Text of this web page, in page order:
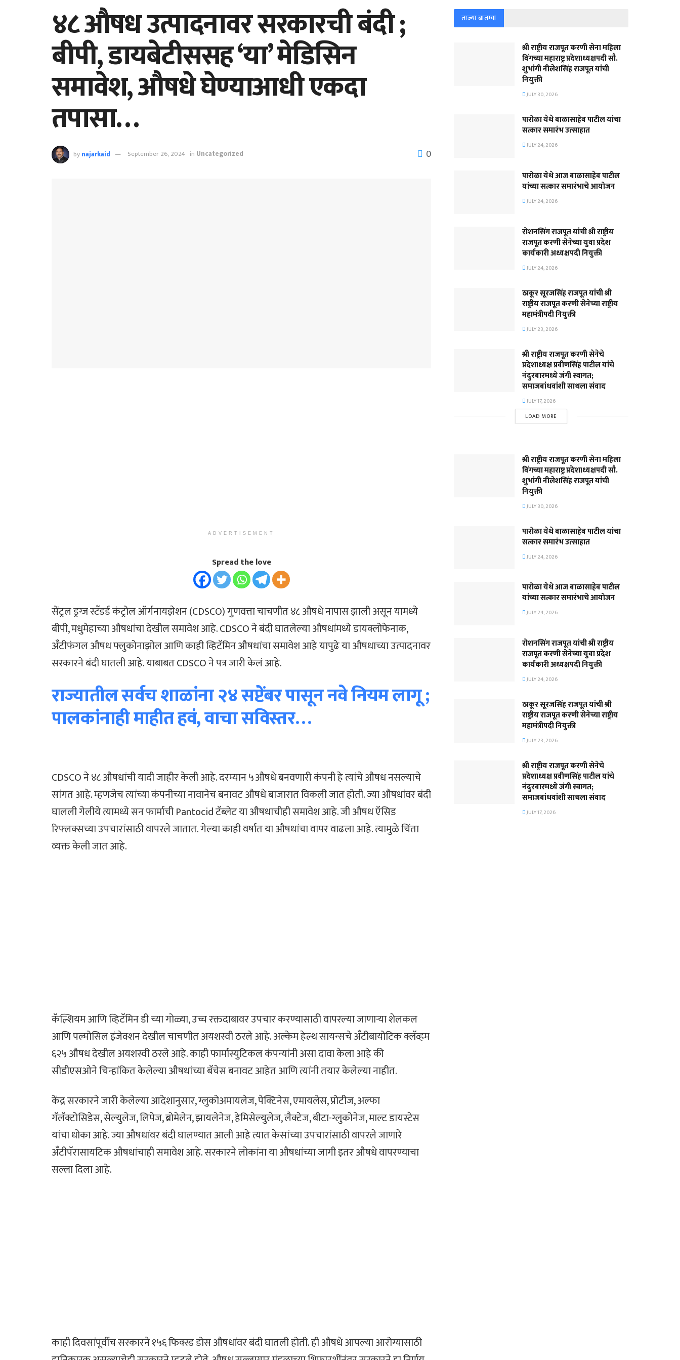
४८ औषध उत्पादनावर सरकारची बंदी ;
बीपी, डायबेटीससह ‘या’ मेडिसिन
समावेश, औषधे घेण्याआधी एकदा
तपासा…
bynajarkaid September 26, 2024 in Uncategorized 0
ADVERTISEMENT
Spread the love
सेंट्रल ड्रग्ज स्टँडर्ड कंट्रोल ऑर्गनायझेशन (CDSCO) गुणवत्ता चाचणीत ४८ औषधे नापास झाली असून यामध्ये
बीपी, मधुमेहाच्या औषधांचा देखील समावेश आहे. CDSCO ने बंदी घातलेल्या औषधांमध्ये डायक्लोफेनाक,
अँटीफंगल औषध फ्लुकोनाझोल आणि काही व्हिटॅमिन औषधांचा समावेश आहे यापुढे या औषधाच्या उत्पादनावर
सरकारने बंदी घातली आहे. याबाबत CDSCO ने पत्र जारी केलं आहे.
राज्यातील सर्वच शाळांना २४ सप्टेंबर पासून नवे नियम लागू ;
पालकांनाही माहीत हवं, वाचा सविस्तर…
CDSCO ने ४८ औषधांची यादी जाहीर केली आहे. दरम्यान ५औषधे बनवणारी कंपनी हे त्यांचे औषध नसल्याचे
सांगत आहे. म्हणजेच त्यांच्या कंपनीच्या नावानेच बनावट औषधे बाजारात विकली जात होती. ज्या औषधांवर बंदी
घालली गेलीये त्यामध्ये सन फार्माची Pantocid टॅब्लेट या औषधाचीही समावेश आहे. जी औषध ऍसिड
रिफ्लक्सच्या उपचारांसाठी वापरले जातात. गेल्या काही वर्षांत या औषधांचा वापर वाढला आहे. त्यामुळे चिंता
व्यक्त केली जात आहे.
कॅल्शियम आणि व्हिटॅमिन डी च्या गोळ्या, उच्च रक्तदाबावर उपचार करण्यासाठी वापरल्या जाणाऱ्या शेलकल
आणि पल्मोसिल इंजेक्शन देखील चाचणीत अयशस्वी ठरले आहे. अल्केम हेल्थ सायन्सचे अँटीबायोटिक क्लॅव्हम
६२५ औषध देखील अयशस्वी ठरले आहे. काही फार्मास्युटिकल कंपन्यांनी असा दावा केला आहे की
सीडीएसओने चिन्हांकित केलेल्या औषधांच्या बॅचेस बनावट आहेत आणि त्यांनी तयार केलेल्या नाहीत.
केंद्र सरकारने जारी केलेल्या आदेशानुसार, ग्लुकोअमायलेज, पेक्टिनेस, एमायलेस, प्रोटीज, अल्फा
गॅलॅक्टोसिडेस, सेल्युलेज, लिपेज, ब्रोमेलेन, झायलेनेज, हेमिसेल्युलेज, लैक्टेज, बीटा-ग्लुकोनेज, माल्ट डायस्टेस
यांचा धोका आहे. ज्या औषधांवर बंदी घालण्यात आली आहे त्यात केसांच्या उपचारांसाठी वापरले जाणारे
अँटीपॅरासायटिक औषधांचाही समावेश आहे. सरकारने लोकांना या औषधांच्या जागी इतर औषधे वापरण्याचा
सल्ला दिला आहे.
काही दिवसांपूर्वीच सरकारने १५६ फिक्स्ड डोस औषधांवर बंदी घातली होती. ही औषधे आपल्या आरोग्यासाठी
ताज्या बातम्या
श्री राष्ट्रीय राजपूत करणी सेना महिला
विंगच्या महाराष्ट्र प्रदेशाध्यक्षपदी सौ.
शुभांगी नीलेशसिंह राजपूत यांची
नियुक्ती
JULY 30, 2026
पारोळा येथे बाळासाहेब पाटील यांचा
सत्कार समारंभ उत्साहात
JULY 24, 2026
पारोळा येथे आज बाळासाहेब पाटील
यांच्या सत्कार समारंभाचे आयोजन
JULY 24, 2026
रोशनसिंग राजपूत यांची श्री राष्ट्रीय
राजपूत करणी सेनेच्या युवा प्रदेश
कार्यकारी अध्यक्षपदी नियुक्ती
JULY 24, 2026
ठाकूर सूरजसिंह राजपूत यांची श्री
राष्ट्रीय राजपूत करणी सेनेच्या राष्ट्रीय
महामंत्रीपदी नियुक्ती
JULY 23, 2026
श्री राष्ट्रीय राजपूत करणी सेनेचे
प्रदेशाध्यक्ष प्रवीणसिंह पाटील यांचे
नंदुरबारमध्ये जंगी स्वागत;
समाजबांधवांशी साधला संवाद
JULY 17, 2026
LOAD MORE
श्री राष्ट्रीय राजपूत करणी सेना महिला
विंगच्या महाराष्ट्र प्रदेशाध्यक्षपदी सौ.
शुभांगी नीलेशसिंह राजपूत यांची
नियुक्ती
JULY 30, 2026
पारोळा येथे बाळासाहेब पाटील यांचा
सत्कार समारंभ उत्साहात
JULY 24, 2026
पारोळा येथे आज बाळासाहेब पाटील
यांच्या सत्कार समारंभाचे आयोजन
JULY 24, 2026
रोशनसिंग राजपूत यांची श्री राष्ट्रीय
राजपूत करणी सेनेच्या युवा प्रदेश
कार्यकारी अध्यक्षपदी नियुक्ती
JULY 24, 2026
ठाकूर सूरजसिंह राजपूत यांची श्री
राष्ट्रीय राजपूत करणी सेनेच्या राष्ट्रीय
महामंत्रीपदी नियुक्ती
JULY 23, 2026
श्री राष्ट्रीय राजपूत करणी सेनेचे
प्रदेशाध्यक्ष प्रवीणसिंह पाटील यांचे
नंदुरबारमध्ये जंगी स्वागत;
समाजबांधवांशी साधला संवाद
JULY 17, 2026